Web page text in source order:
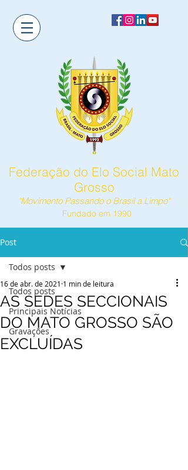
Federação do Elo Social Mato
Grosso
"Movimento Passando o Brasil a Limpo"
Fundado em 1990
Post
Todos posts
Principais Notícias
Gravações
Todos posts
AS SEDES SECCIONAIS
DO MATO GROSSO SÃO
EXCLUÍDAS
16 de abr. de 2021 1 min de leitura